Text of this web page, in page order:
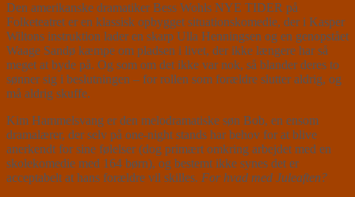
Den amerikanske dramatiker Bess Wohls NYE TIDER på
Folketeatret er en klassisk opbygget situationskomedie, der i Kasper
Wiltons instruktion lader en skarp Ulla Henningsen og en genopstået
Waage Sandø kæmpe om pladsen i livet, der ikke længere har så
meget at byde på. Og som om det ikke var nok, så blander deres to
sønner sig i beslutningen – for rollen som forældre slutter aldrig, og
må aldrig skuffe.
Kim Hammelsvang er den melodramatiske søn Bob, en ensom
dramalærer, der selv på one-night stands har behov for at blive
anerkendt for sine følelser (dog primært omkring arbejdet med en
skolekomedie med 164 børn), og bestemt ikke synes det er
acceptabelt at hans forældre vil skilles. For hvad med Juleaften?